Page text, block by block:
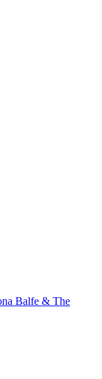
Balfe & The